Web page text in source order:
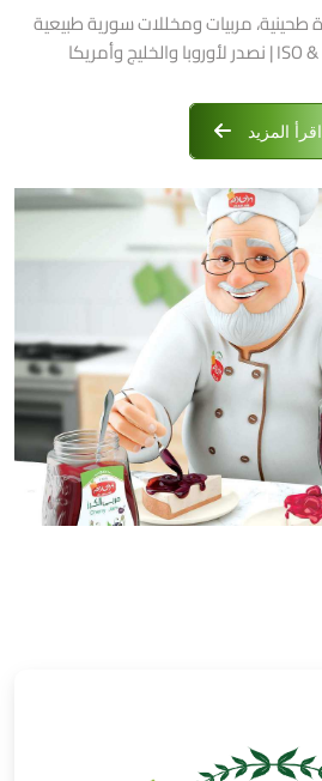
طحينية، مربيات ومخللات سورية طبيعية
اقرأ المزيد